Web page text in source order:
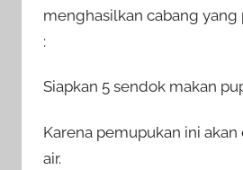
menghasilkan cabang yang
:
Siapkan 5 sendok makan
Karena pemupukan ini
air.